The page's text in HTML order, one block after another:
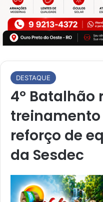
DESTAQUE
4º Batalhão
treinamento
reforço de
da Sesdec